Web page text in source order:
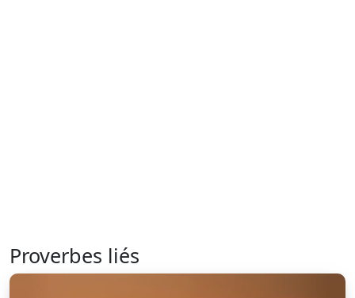
Proverbes liés